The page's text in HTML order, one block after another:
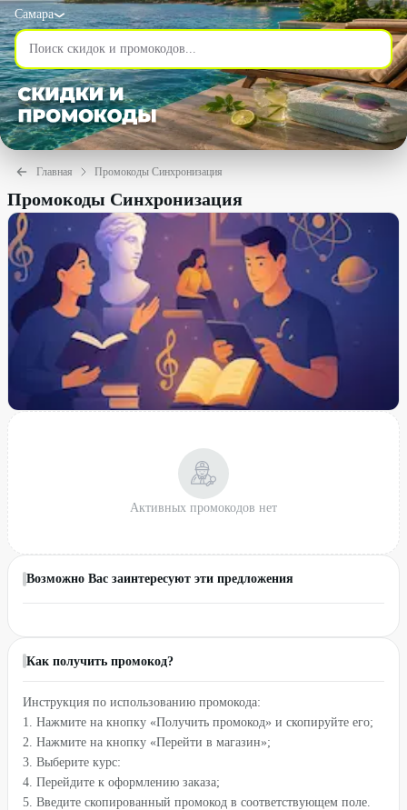
Самара
Главная Промокоды Синхронизация
Промокоды Синхронизация
Активных промокодов нет
Возможно Вас заинтересуют эти предложения
Как получить промокод?
Инструкция по использованию промокода:
1. Нажмите на кнопку «Получить промокод» и скопируйте его;
2. Нажмите на кнопку «Перейти в магазин»;
3. Выберите курс:
4. Перейдите к оформлению заказа;
5. Введите скопированный промокод в соответствующем поле.